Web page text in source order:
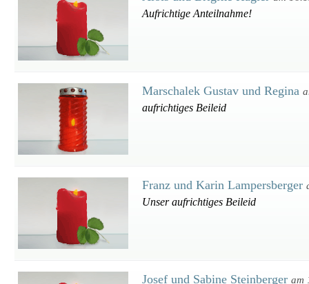
Aufrichtige Anteilnahme!
Marschalek Gustav und Regina
aufrichtiges Beileid
Franz und Karin Lampersberger
Unser aufrichtiges Beileid
Josef und Sabine Steinberger am